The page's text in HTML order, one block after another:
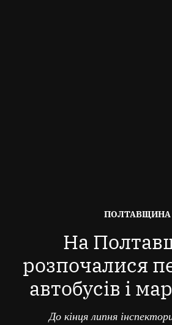
ОПУБЛІКОВАНО
ПОЛТАВЩИНА
На
розпочалися
автобусів і
До кінця липня